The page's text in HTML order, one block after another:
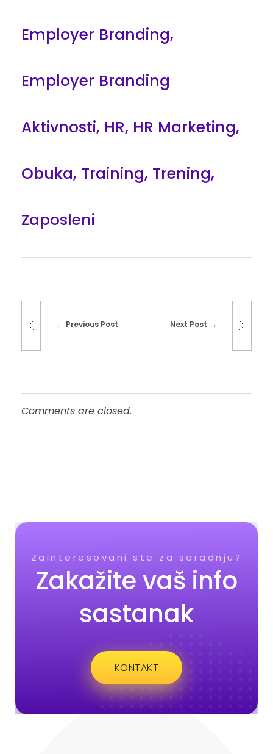
Employer Branding,
Employer Branding
Aktivnosti, HR, HR Marketing,
Obuka, Training, Trening,
Zaposleni
Previous Post Next Post
Comments are closed.
Zainteresovani ste za saradnju?
Zakažite vaš info
sastanak
KONTAKT